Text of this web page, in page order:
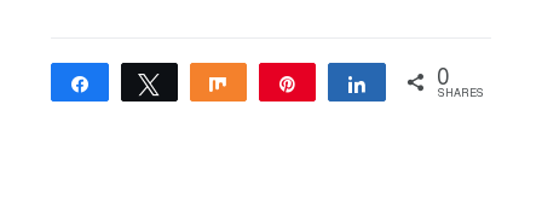
Share Tweet Share Share 0
SHARES